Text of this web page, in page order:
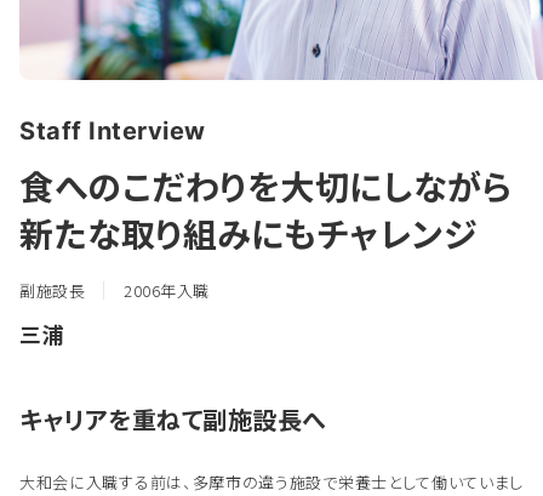
Staff Interview
食へのこだわりを大切にしながら
新たな取り組みにもチャレンジ
副施設長 2006年入職
三浦
キャリアを重ねて副施設長へ
大和会に入職する前は、多摩市の違う施設で栄養士として働いていまし